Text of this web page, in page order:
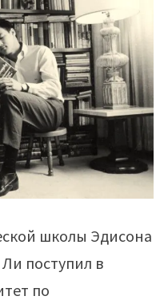
школы Эдисона
поступил в
по